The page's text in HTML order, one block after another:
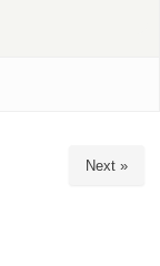
Next »